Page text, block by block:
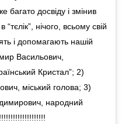
багато досвіду і змінив
нічого, всьому свій
і допомагають нашій
Васильович,
Кристал”; 2)
міський голова; 3)
народний